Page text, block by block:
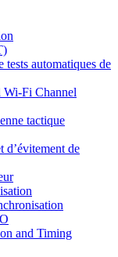
tests automatiques de
Wi-Fi Channel
tactique
d’évitement de
and Timing